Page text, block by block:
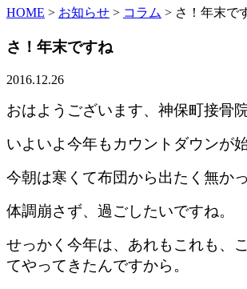
HOME > お知らせ > コラム > さ！年末で
さ！年末ですね
2016.12.26
おはようございます、神保町接骨
いよいよ今年もカウントダウンが
今朝は寒くて布団から出たく無か
体調崩さず、過ごしたいですね。
せっかく今年は、あれもこれも、
てやってきたんですから。